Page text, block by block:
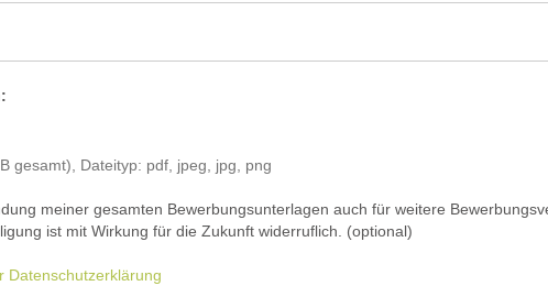
:
gesamt), Dateityp: pdf, jpeg, jpg, png
meiner gesamten Bewerbungsunterlagen auch für weitere
ist mit Wirkung für die Zukunft widerruflich. (optional)
Datenschutzerklärung